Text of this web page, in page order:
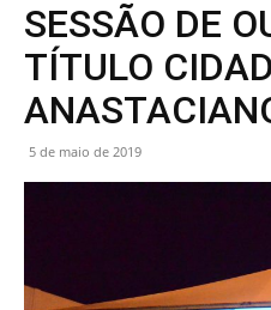
SESSÃO DE
TÍTULO
5 de maio de 2019